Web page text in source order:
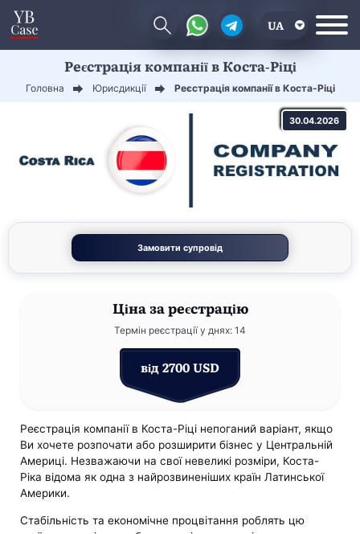
UA
CN
Реєстрація компанії в Коста-Ріці
Головна Юрисдикції Реєстрація компанії в Коста-Ріці
30.04.2026
Замовити супровід
Ціназа реєстрацію
Термін реєстрації у днях: 14
від 2700 USD
Реєстрація компанії в Коста-Ріці непоганий варіант, якщо
Ви хочете розпочати або розширити бізнес у Центральній
Америці. Незважаючи на свої невеликі розміри, Коста-
Ріка відома як одна з найрозвиненіших країн Латинської
Америки.
Стабільність та економічне процвітання роблять цю